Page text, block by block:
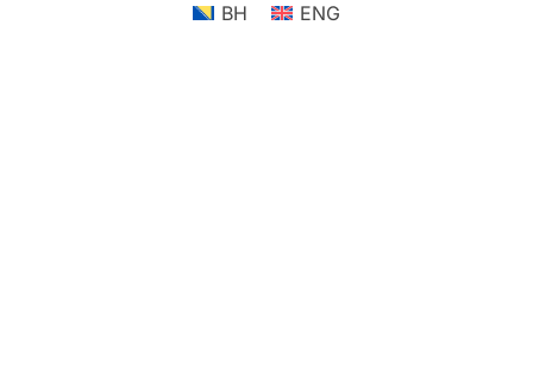
BH ENG